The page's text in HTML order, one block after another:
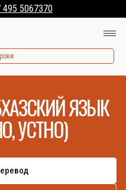
495 5067370
ЯЗЫК
УСТНО)